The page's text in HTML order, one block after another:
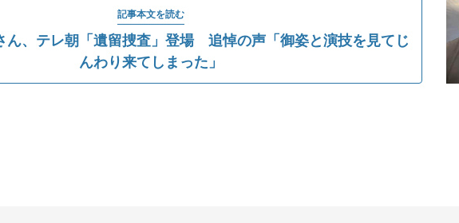
記事本文を読む
ん、テレ朝「遺留捜査」登場 追悼の声「御姿と演技を見てじ
んわり来てしまった」